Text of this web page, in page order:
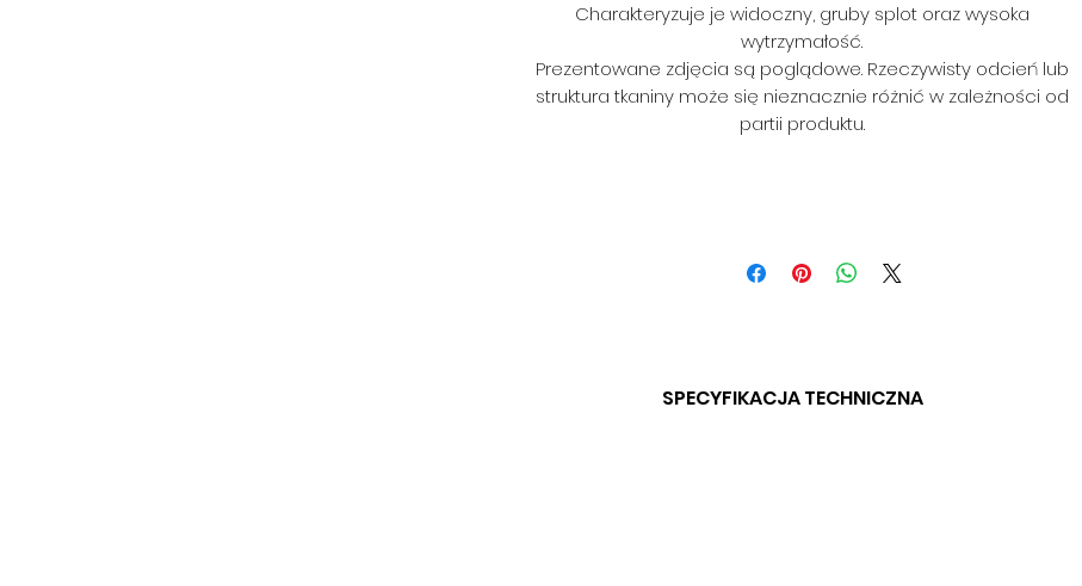
Charakteryzuje je widoczny, gruby splot oraz wysoka
wytrzymałość.
Prezentowane zdjęcia są poglądowe. Rzeczywisty odcień lub
struktura tkaniny może się nieznacznie różnić w zależności od
partii produktu.
SPECYFIKACJA TECHNICZNA